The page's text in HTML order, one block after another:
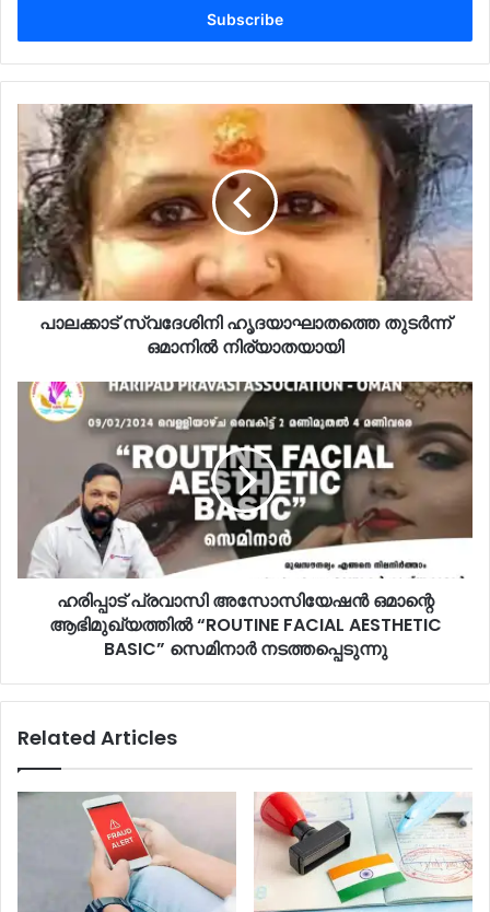
പാലക്കാട് സ്വദേശിനി ഹൃദയാഘാതത്തെ തുടർന്ന്
ഒമാനിൽ നിര്യാതയായി
ഹരിപ്പാട് പ്രവാസി അസോസിയേഷൻ ഒമാന്റെ
ആഭിമുഖ്യത്തിൽ “ROUTINE FACIAL AESTHETIC
BASIC” സെമിനാർ നടത്തപ്പെടുന്നു
Related Articles